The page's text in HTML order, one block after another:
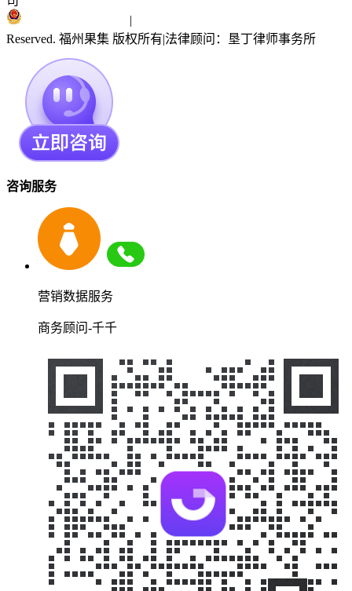
|
Reserved. 福州果集 版权所有|法律顾问：垦丁律师事务所
咨询服务
营销数据服务
商务顾问-千千